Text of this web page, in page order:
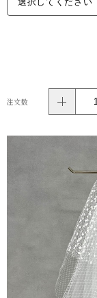
注文数